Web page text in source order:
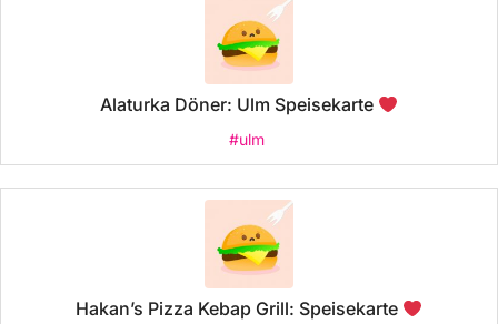
Alaturka Döner: Ulm Speisekarte
#ulm
Hakan’s Pizza Kebap Grill: Speisekarte